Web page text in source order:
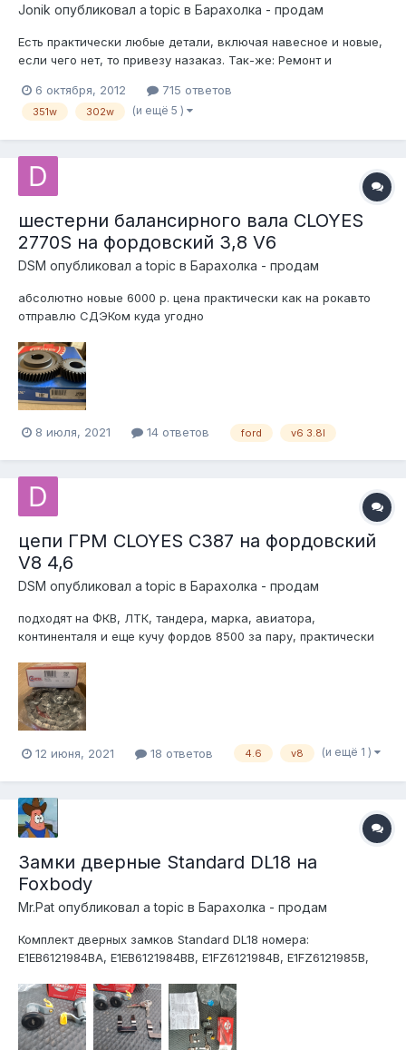
Jonik опубликовал a topic в Барахолка - продам
Есть практически любые детали, включая навесное и новые,
если чего нет, то привезу назаказ. Так-же: Ремонт и
Форды до 2000 года выпуска, установка блокировок, замена
главных пар, изготовление кастомных узлов для подвесок и
6 октября, 2012 715 ответов
351w 302w (и ещё 5 )
шестерни балансирного вала CLOYES
2770S на фордовский 3,8 V6
DSM опубликовал a topic в Барахолка - продам
абсолютно новые 6000 р. цена практически как на рокавто
отправлю СДЭКом куда угодно
8 июля, 2021 14 ответов ford v6 3.8l
цепи ГРМ CLOYES C387 на фордовский
V8 4,6
DSM опубликовал a topic в Барахолка - продам
подходят на ФКВ, ЛТК, тандера, марка, авиатора,
континенталя и еще кучу фордов 8500 за пару, практически
12 июня, 2021 18 ответов 4.6 v8 (и ещё 1 )
Замки дверные Standard DL18 на
Foxbody
Mr.Pat опубликовал a topic в Барахолка - продам
Комплект дверных замков Standard DL18 номера:
E1EB6121984BA, E1EB6121984BB, E1FZ6121984B, E1FZ6121985B,
ключа, 2 замка, крепеж, инструкция. Подходит на все 2х
дверные фоксы(станги,кугары,тберды),КРОМЕ 1987
года(естественно, об э...